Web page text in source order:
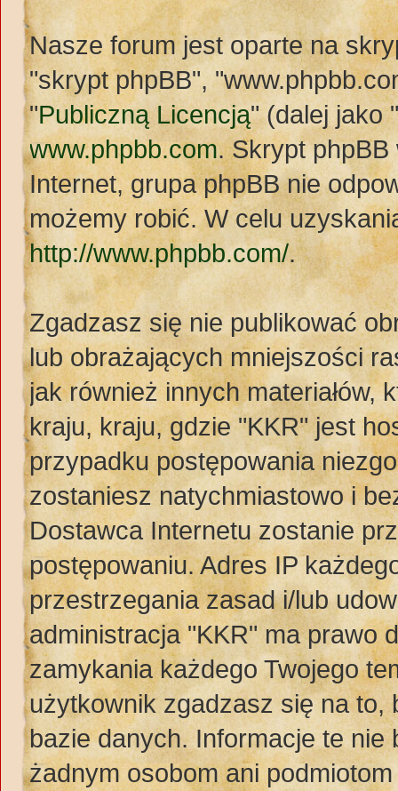
Nasze forum jest oparte na
"skrypt phpBB",
"Publiczną Licencją" (dalej jako
www.phpbb.com. Skrypt
Internet, grupa phpBB nie
możemy robić. W celu
http://www.phpbb.com/.
Zgadzasz się nie publikować
lub obrażających mniejszości
jak również innych materiałów,
kraju, kraju, gdzie "KKR" jest
przypadku postępowania
zostaniesz natychmiastowo i
Dostawca Internetu zostanie
postępowaniu. Adres IP
przestrzegania zasad i/lub
administracja "KKR" ma prawo
zamykania każdego Twojego
użytkownik zgadzasz się na to,
bazie danych. Informacje te
żadnym osobom ani